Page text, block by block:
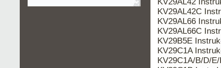
KV29AL42C
KV29AL66
KV29AL66C
KV29B5E
KV29C1A
KV29C1A/B/D/